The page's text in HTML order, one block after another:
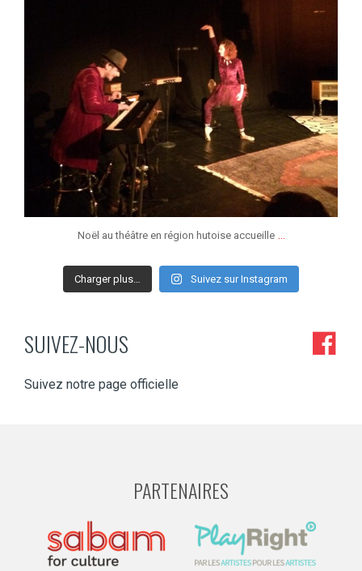
Noël au théâtre en région hutoise accueille ...
Charger plus… Suivez sur Instagram
SUIVEZ-NOUS
Suivez notre page officielle
PARTENAIRES